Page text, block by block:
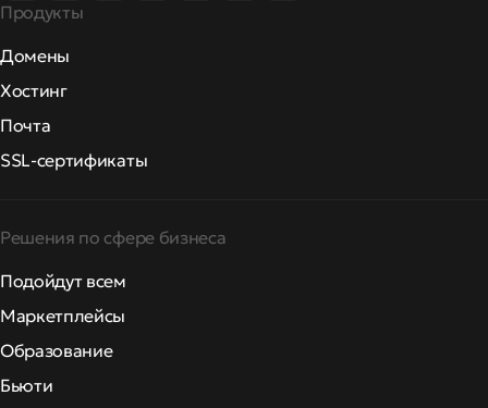
Продукты
Домены
Хостинг
Почта
SSL-сертификаты
Решения по сфере бизнеса
Подойдут всем
Маркетплейсы
Образование
Бьюти